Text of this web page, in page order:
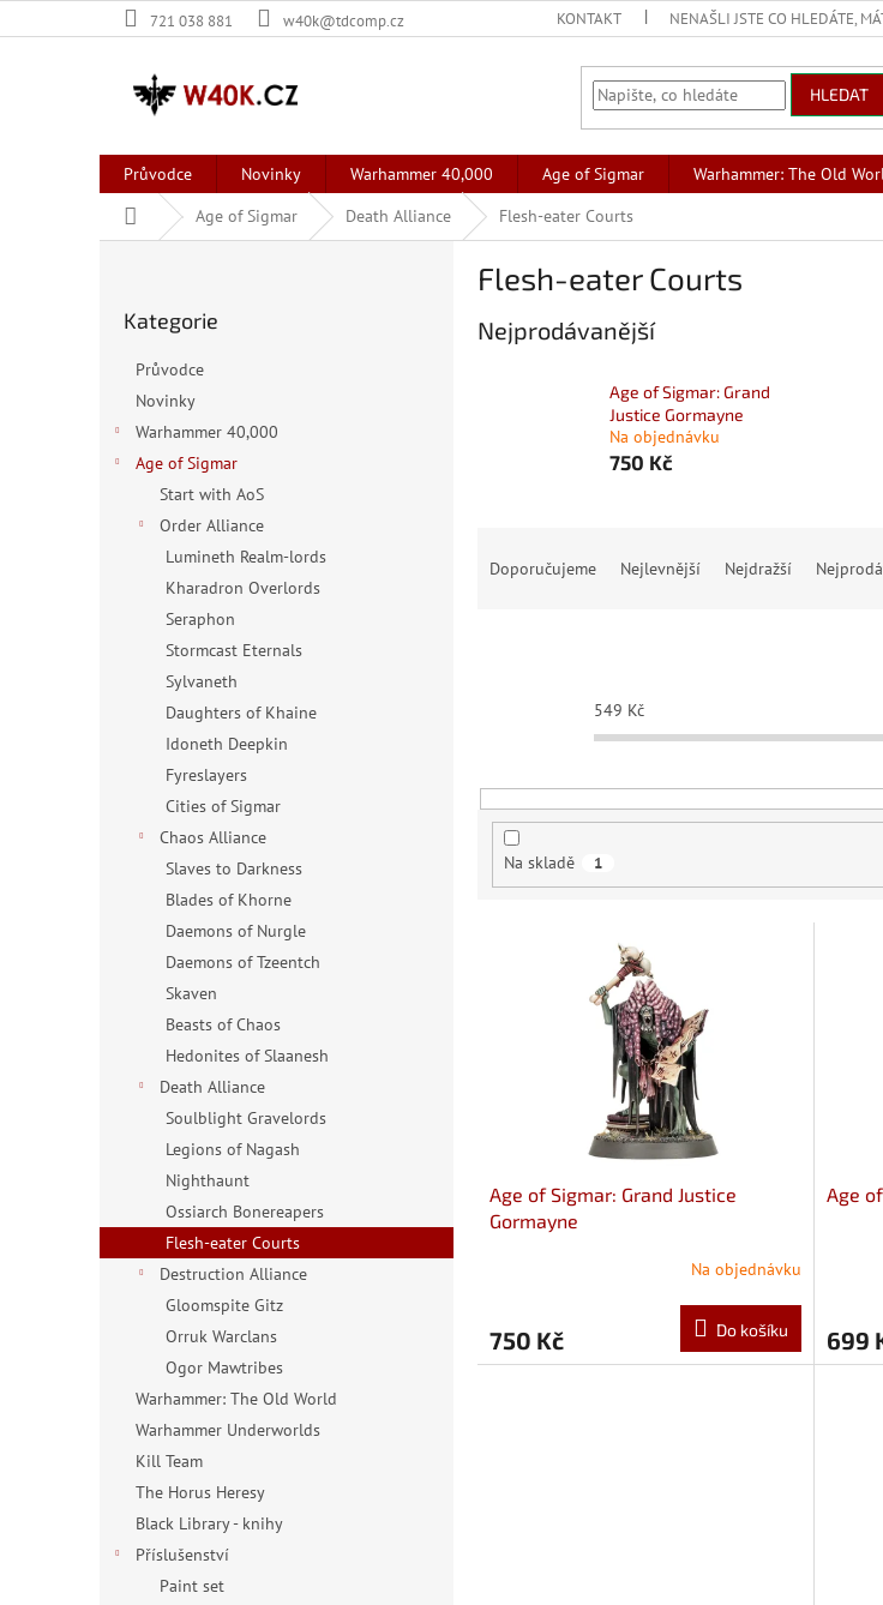
na
721 038 881 w40k@tdcomp.cz KONTAKT NENAŠLI JSTE CO HLEDÁTE,
HLEDAT
Průvodce Novinky Warhammer 40,000 Age of Sigmar Warhammer: The Old
Domů Age of Sigmar Death Alliance Flesh-eater Courts
kategorie
Kategorie
Průvodce
Novinky
Warhammer 40,000
Age of Sigmar
Start with AoS
Order Alliance
Lumineth Realm-lords
Kharadron Overlords
Seraphon
Stormcast Eternals
Sylvaneth
Daughters of Khaine
Idoneth Deepkin
Fyreslayers
Cities of Sigmar
Chaos Alliance
Slaves to Darkness
Blades of Khorne
Daemons of Nurgle
Daemons of Tzeentch
Skaven
Beasts of Chaos
Hedonites of Slaanesh
Death Alliance
Soulblight Gravelords
Legions of Nagash
Nighthaunt
Ossiarch Bonereapers
Flesh-eater Courts
Destruction Alliance
Gloomspite Gitz
Orruk Warclans
Ogor Mawtribes
Warhammer: The Old World
Warhammer Underworlds
Kill Team
The Horus Heresy
Black Library - knihy
Příslušenství
Paint set
Flesh-eater Courts
Nejprodávanější
Age of Sigmar: Grand
Justice Gormayne
Na objednávku
750 Kč
u
Doporučujeme Nejlevnější Nejdražší
549 Kč
Na skladě 1
Age of Sigmar: Grand Justice
Gormayne
Na objednávku
750 Kč Do košíku
Age
699